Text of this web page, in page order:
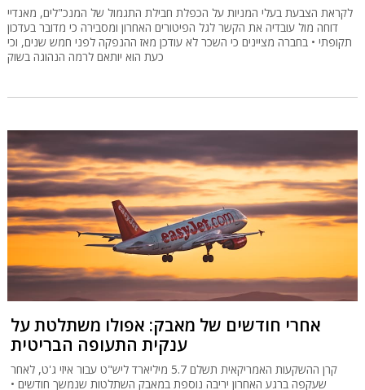
לקראת הצבעת בעלי המניות על הכפלת חבילת התגמול של המנכ"לים, מאנדיי
דוחה מול עובדיה את הקשר לגל הפיטורים האחרון ומסבירה כי מדובר בעדכון
תקופתי • בחברה מציינים כי השכר לא עודכן מאז ההנפקה לפני חמש שנים, וכי
כעת הוא יותאם לרמה הנהוגה בשוק
אחרי חודשים של מאבק: אפולו משתלטת על
ענקית התעופה הבריטית
קרן ההשקעות האמריקאית תשלם 5.7 מיליארד ליש"ט עבור איזי ג'ט, לאחר
שעקפה ברגע האחרון יריבה נוספת במאבק השתלטות שנמשך חודשים •